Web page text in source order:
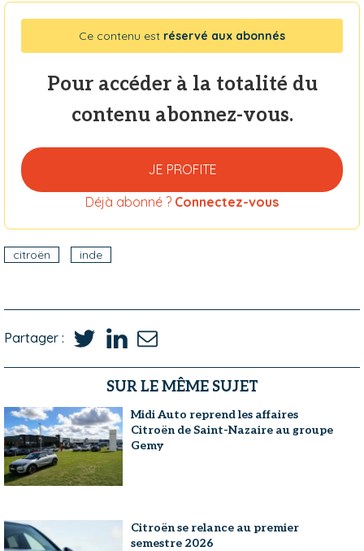
Ce contenu est réservé aux abonnés
Pour accéder à la totalité du
contenu abonnez-vous.
JE PROFITE
Déjà abonné ? Connectez-vous
citroën inde
Partager :
SUR LE MÊME SUJET
Midi Auto reprend les affaires
Citroën de Saint-Nazaire au groupe
Gemy
Citroën se relance au premier
semestre 2026